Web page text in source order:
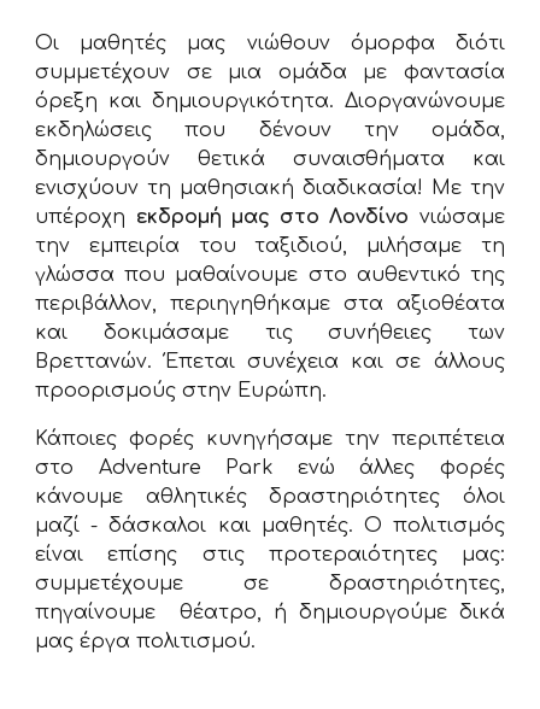
Οι μαθητές μας νιώθουν όμορφα διότι
συμμετέχουν σε μια ομάδα με φαντασία
όρεξη και δημιουργικότητα. Διοργανώνουμε
εκδηλώσεις που δένουν την ομάδα,
δημιουργούν θετικά συναισθήματα και
ενισχύουν τη μαθησιακή διαδικασία! Με την
υπέροχη εκδρομή μας στο Λονδίνο νιώσαμε
την εμπειρία του ταξιδιού, μιλήσαμε τη
γλώσσα που μαθαίνουμε στο αυθεντικό της
περιβάλλον, περιηγηθήκαμε στα αξιοθέατα
και δοκιμάσαμε τις συνήθειες των
Βρεττανών. Έπεται συνέχεια και σε άλλους
προορισμούς στην Ευρώπη.
Κάποιες φορές κυνηγήσαμε την περιπέτεια
στο Adventure Park ενώ άλλες φορές
κάνουμε αθλητικές δραστηριότητες όλοι
μαζί - δάσκαλοι και μαθητές. Ο πολιτισμός
είναι επίσης στις προτεραιότητες μας:
συμμετέχουμε σε δραστηριότητες,
πηγαίνουμε θέατρο, ή δημιουργούμε δικά
μας έργα πολιτισμού.